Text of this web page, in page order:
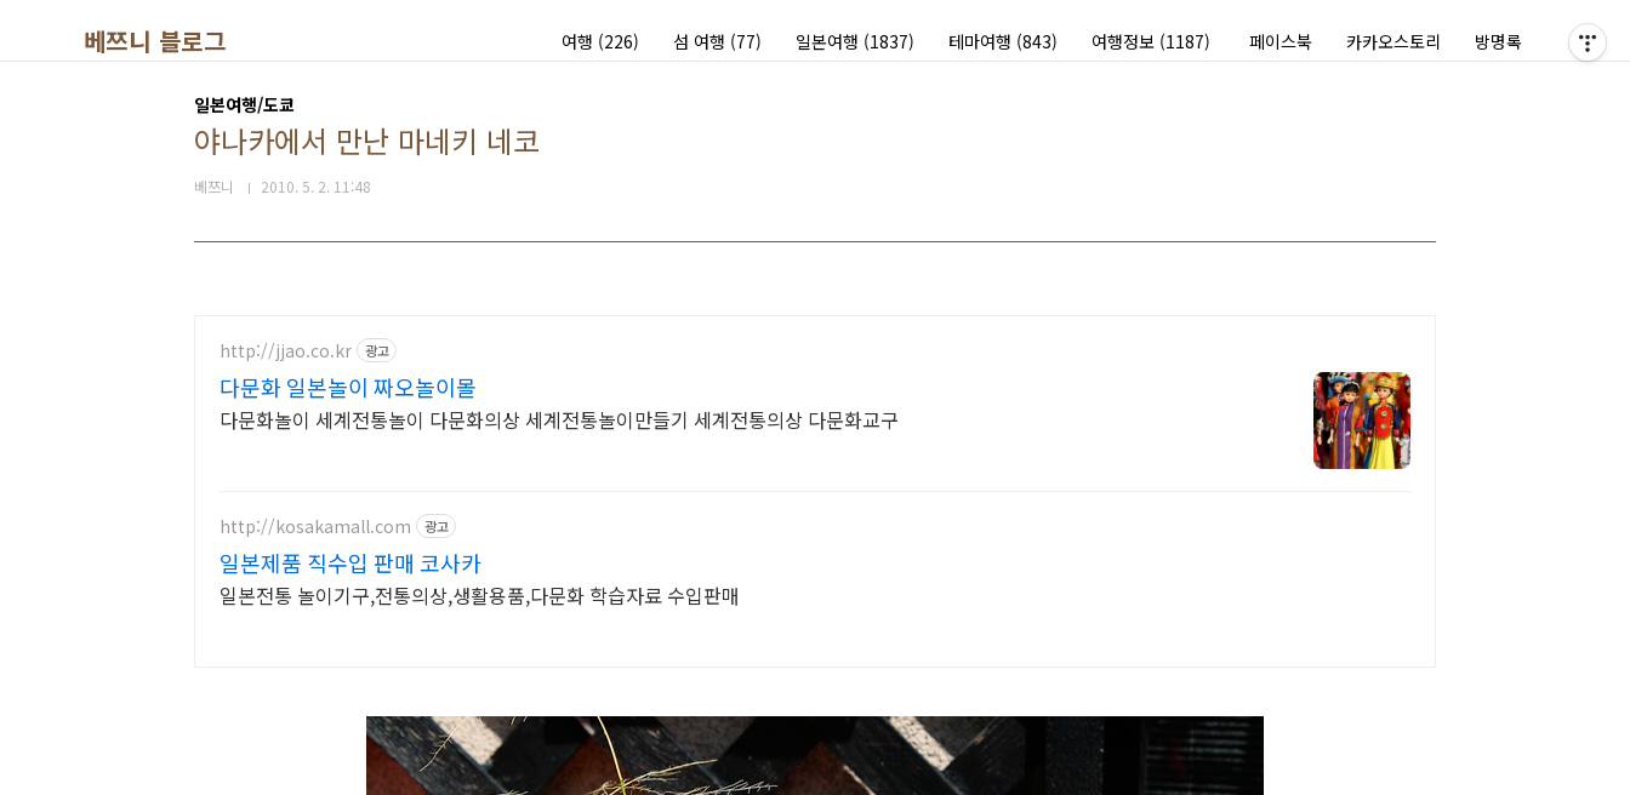
베쯔니 블로그 여행 (226) 섬 여행 (77) 일본여행 (1837) 테마여행 (843) 여행정보 (1187) 페이스북 카카오스토리 방명록
일본여행/도쿄
야나카에서 만난 마네키 네코
베쯔니 2010. 5. 2. 11:48
http://jjao.co.kr 광고
다문화 일본놀이 짜오놀이몰
다문화놀이 세계전통놀이 다문화의상 세계전통놀이만들기 세계전통의상 다문화교구
http://kosakamall.com 광고
일본제품 직수입 판매 코사카
일본전통 놀이기구,전통의상,생활용품,다문화 학습자료 수입판매